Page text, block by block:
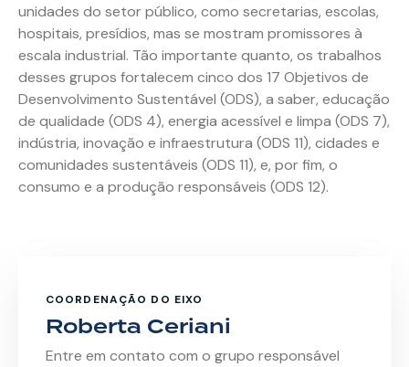
unidades do setor público, como secretarias, escolas,
hospitais, presídios, mas se mostram promissores à
escala industrial. Tão importante quanto, os trabalhos
desses grupos fortalecem cinco dos 17 Objetivos de
Desenvolvimento Sustentável (ODS), a saber, educação
de qualidade (ODS 4), energia acessível e limpa (ODS 7),
indústria, inovação e infraestrutura (ODS 11), cidades e
comunidades sustentáveis (ODS 11), e, por fim, o
consumo e a produção responsáveis (ODS 12).
COORDENAÇÃO DO EIXO
Roberta Ceriani
Entre em contato com o grupo responsável